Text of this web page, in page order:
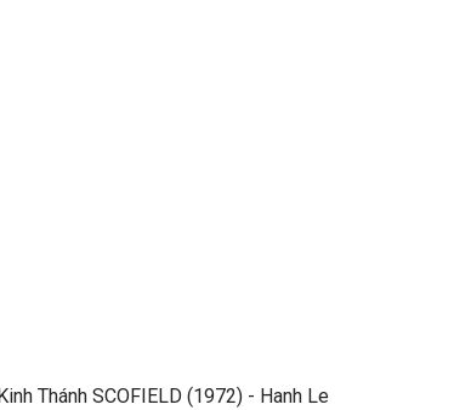
Thánh SCOFIELD (1972) - Hanh Le